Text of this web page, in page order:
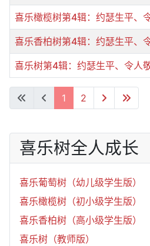
文章列表
喜乐橄榄树第4辑：约瑟生平、
喜乐香柏树第4辑：约瑟生平、
喜乐树第4辑：约瑟生平、令人
1 2
喜乐树全人成长
喜乐葡萄树（幼儿级学生版）
喜乐橄榄树（初小级学生版）
喜乐香柏树（高小级学生版）
喜乐树（教师版）